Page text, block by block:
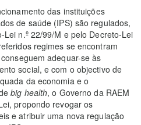
das instituições
de saúde (IPS) são regulados,
n.º 22/99/M e pelo Decreto-Lei
regimes se encontram
adequar-se às
social, e com o objectivo de
da economia e o
big health, o Governo da RAEM
propondo revogar os
e atribuir uma nova regulação